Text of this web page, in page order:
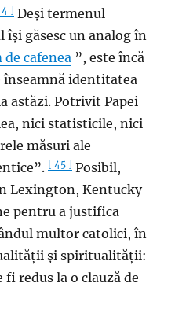
] Deși termenul
găsesc un analog în
cafenea ”, este încă
înseamnă identitatea
astăzi. Potrivit Papei
nici statisticile, nici
măsuri ale
[ 45 ] Posibil,
Lexington, Kentucky
pentru a justifica
multor catolici, în
și spiritualității:
redus la o clauză de